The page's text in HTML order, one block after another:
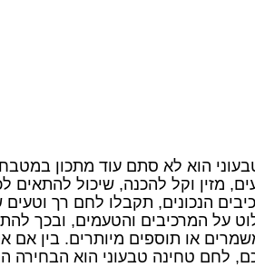
הוא לא סתם עוד מתכון
מזין וקל להכנה, שיכול
הנכונים, תקבלו לחם רך וטעים
על המרכיבים והטעמים, ובכך
או תוספים מיותרים. בין אם
לחם טחינה טבעוני הוא הבחירה